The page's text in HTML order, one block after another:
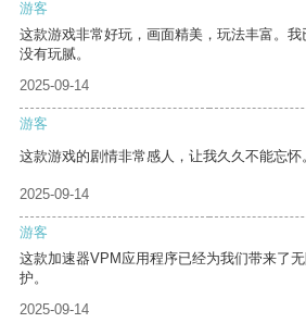
游客
这款游戏非常好玩，画面精美，玩法丰富。
没有玩腻。
2025-09-14
游客
这款游戏的剧情非常感人，让我久久不能忘怀
2025-09-14
游客
这款加速器VPM应用程序已经为我们带来了
护。
2025-09-14